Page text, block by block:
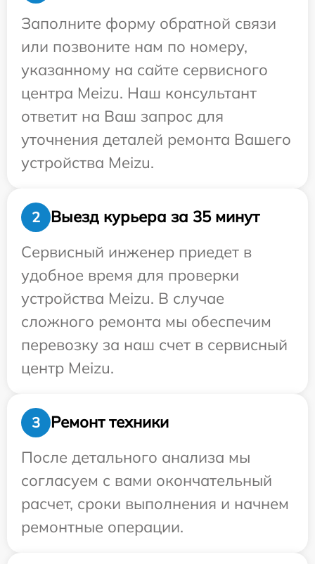
Заполните форму обратной связи
или позвоните нам по номеру,
указанному на сайте сервисного
центра Meizu. Наш консультант
ответит на Ваш запрос для
уточнения деталей ремонта Вашего
устройства Meizu.
2
Выезд курьера за 35 минут
Сервисный инженер приедет в
удобное время для проверки
устройства Meizu. В случае
сложного ремонта мы обеспечим
перевозку за наш счет в сервисный
центр Meizu.
3
Ремонт техники
После детального анализа мы
согласуем с вами окончательный
расчет, сроки выполнения и начнем
ремонтные операции.